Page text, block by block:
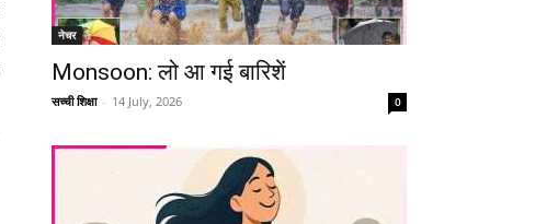
नेचर
Monsoon: लो आ गई बारिशें
सच्ची शिक्षा - 14 July, 2026 0